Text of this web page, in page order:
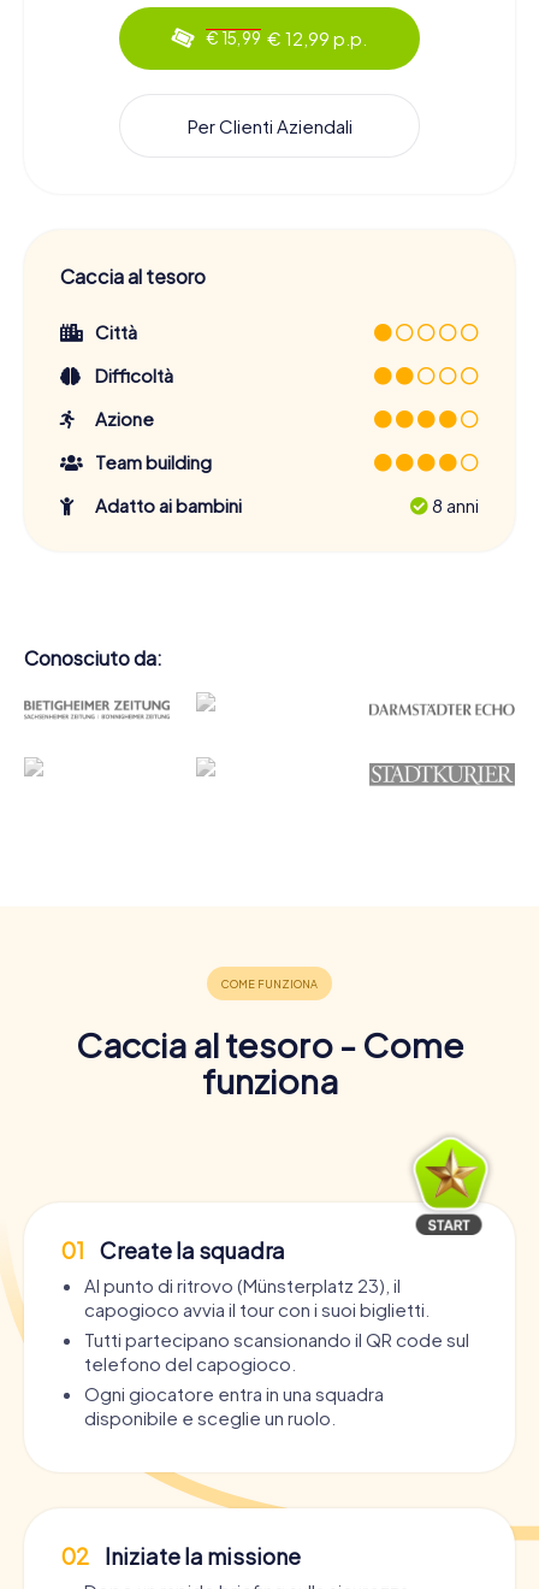
€ 15,99 € 12,99 p.p.
Per Clienti Aziendali
Caccia al tesoro
Città
Difficoltà
Azione
Team building
Adatto ai bambini
8 anni
Conosciuto da:
Caccia al tesoro - Come
funziona
01 Create la squadra
Al punto di ritrovo (Münsterplatz 23), il
capogioco avvia il tour con i suoi biglietti.
Tutti partecipano scansionando il QR code sul
telefono del capogioco.
Ogni giocatore entra in una squadra
disponibile e sceglie un ruolo.
02 Iniziate la missione